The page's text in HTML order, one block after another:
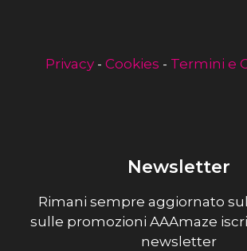
Privacy- Cookies - Termini e
Newsletter
Rimani sempre aggiornato
sulle promozioni AAAmaze
newsletter